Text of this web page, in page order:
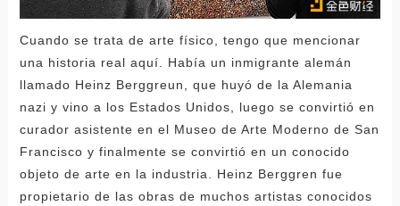
Cuando se trata de arte físico, tengo que mencionar
una historia real aquí. Había un inmigrante alemán
llamado Heinz Berggreun, que huyó de la Alemania
nazi y vino a los Estados Unidos, luego se convirtió en
curador asistente en el Museo de Arte Moderno de San
Francisco y finalmente se convirtió en un conocido
objeto de arte en la industria. Heinz Berggren fue
propietario de las obras de muchos artistas conocidos